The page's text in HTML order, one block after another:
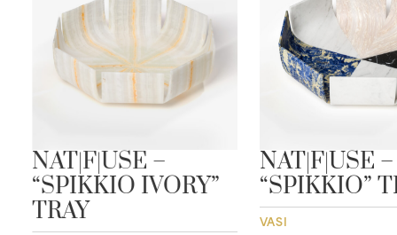
NAT|F|USE –
“SPIKKIO IVORY”
TRAY
NAT|F|USE –
“SPIKKIO”
VASI